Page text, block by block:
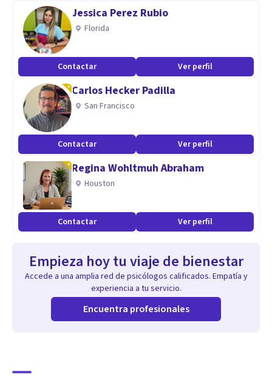
Aptitudes
Problemas personales de todo tipo especialmente
afectivos, desorden en el sistema de recompensa adicciones
y ansiedad - depresión
Jessica Perez Rubio
Florida
Contactar Ver perfil
Carlos Hecker Padilla
San Francisco
Contactar Ver perfil
Regina Wohltmuh Abraham
Houston
Contactar Ver perfil
Empieza hoy tu viaje de bienestar
Accede a una amplia red de psicólogos calificados. Empatía y
experiencia a tu servicio.
Encuentra profesionales